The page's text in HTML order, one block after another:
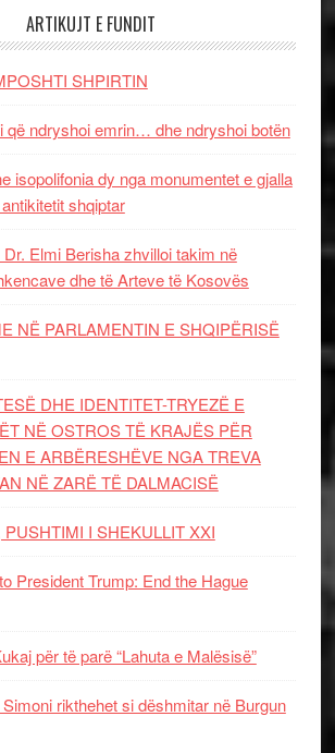
ARTIKUJT E FUNDIT
SHPIRTIN
që ndryshoi emrin… dhe ndryshoi botën
isopolifonia dy nga monumentet e gjalla
shqiptar
Elmi Berisha zhvilloi takim në
dhe të Arteve të Kosovës
NË PARLAMENTIN E SHQIPËRISË
DHE IDENTITET-TRYEZË E
NË OSTROS TË KRAJËS PËR
E ARBËRESHËVE NGA TREVA
NË ZARË TË DALMACISË
I SHEKULLIT XXI
President Trump: End the Hague
për të parë “Lahuta e Malësisë”
rikthehet si dëshmitar në Burgun